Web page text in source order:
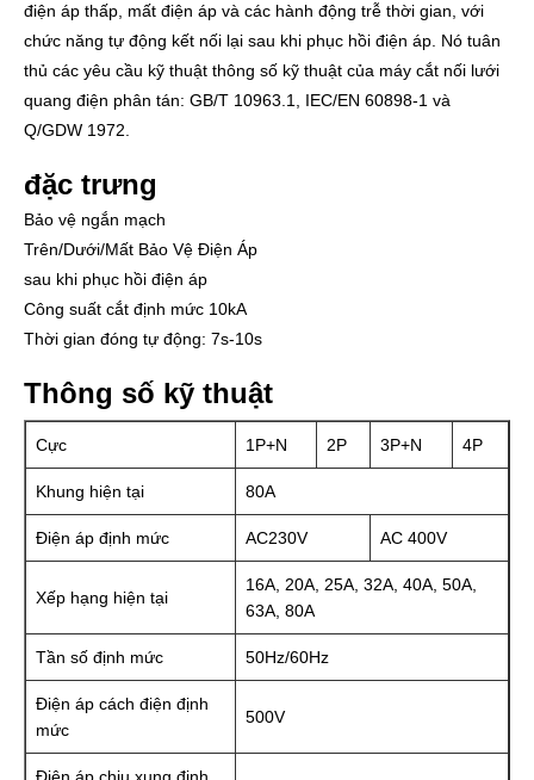
điện áp thấp, mất điện áp và các hành động trễ thời gian, với
chức năng tự động kết nối lại sau khi phục hồi điện áp. Nó tuân
thủ các yêu cầu kỹ thuật thông số kỹ thuật của máy cắt nối lưới
quang điện phân tán: GB/T 10963.1, IEC/EN 60898-1 và
Q/GDW 1972.
đặc trưng
Bảo vệ ngắn mạch
Trên/Dưới/Mất Bảo Vệ Điện Áp
sau khi phục hồi điện áp
Công suất cắt định mức 10kA
Thời gian đóng tự động: 7s-10s
Thông số kỹ thuật
Cực 1P+N 2P 3P+N 4P
Khung hiện tại 80A
Điện áp định mức AC230V AC 400V
Xếp hạng hiện tại
16A, 20A, 25A, 32A, 40A, 50A,
63A, 80A
Tần số định mức 50Hz/60Hz
Điện áp cách điện định
mức
500V